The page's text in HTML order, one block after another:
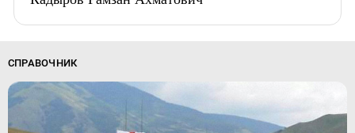
СПРАВОЧНИК